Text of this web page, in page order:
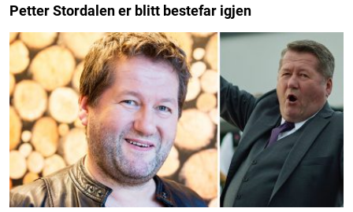
Petter Stordalen er blitt bestefar igjen